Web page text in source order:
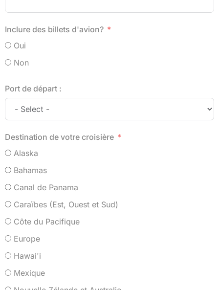
Inclure des billets d'avion?
Oui
Non
Port de départ :
Destination de votre croisière
Alaska
Bahamas
Canal de Panama
Caraïbes (Est, Ouest et Sud)
Côte du Pacifique
Europe
Hawai'i
Mexique